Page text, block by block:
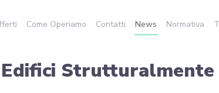
Come Operiamo Contatti News Normativa